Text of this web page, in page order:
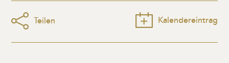
Teilen Kalendereintrag